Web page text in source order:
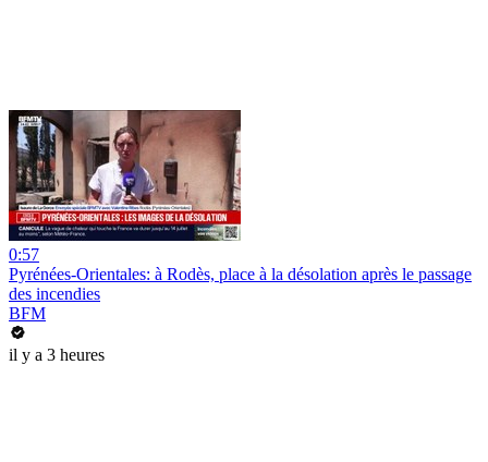
0:57
Pyrénées-Orientales: à Rodès, place à la désolation après le passage
des incendies
BFM
il y a 3 heures